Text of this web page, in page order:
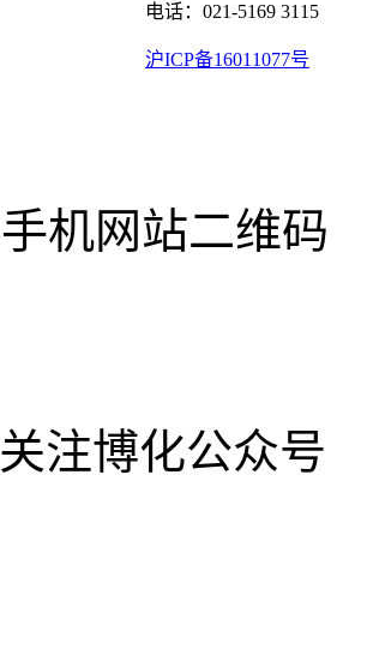
电话：021-5169 3115
沪ICP备16011077号
手机网站二维码
关注博化公众号